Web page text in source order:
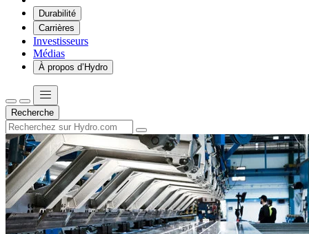
Durabilité
Carrières
Investisseurs
Médias
À propos d’Hydro
Recherche